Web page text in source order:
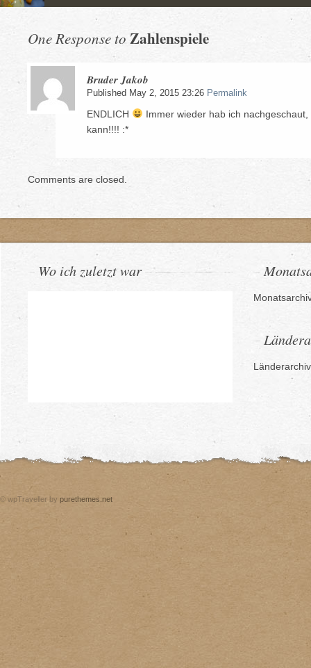
One Response to Zahlenspiele
Bruder Jakob
Published May 2, 2015 23:26 Permalink
ENDLICH
Immer wieder hab ich
kann!!!! :*
Comments are closed.
Wo ich zuletzt war
Länderarchiv
© wpTraveller by purethemes.net